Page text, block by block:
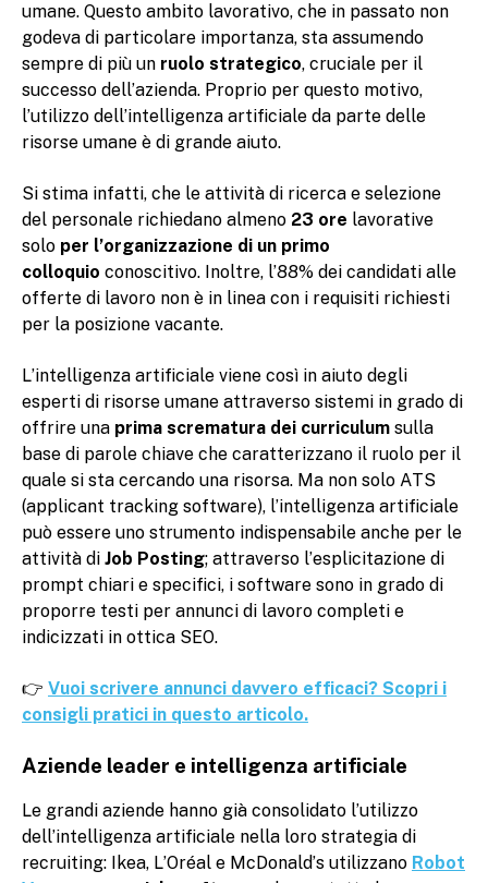
umane. Questo ambito lavorativo, che in passato non
godeva di particolare importanza, sta assumendo
sempre di più un ruolo strategico, cruciale per il
successo dell’azienda. Proprio per questo motivo,
l’utilizzo dell’intelligenza artificiale da parte delle
risorse umane è di grande aiuto.
Si stima infatti, che le attività di ricerca e selezione
del personale richiedano almeno 23 ore lavorative
solo per l’organizzazione di un primo
colloquio conoscitivo. Inoltre, l’88% dei candidati alle
offerte di lavoro non è in linea con i requisiti richiesti
per la posizione vacante.
L’intelligenza artificiale viene così in aiuto degli
esperti di risorse umane attraverso sistemi in grado di
offrire una prima scrematura dei curriculum sulla
base di parole chiave che caratterizzano il ruolo per il
quale si sta cercando una risorsa. Ma non solo ATS
(applicant tracking software), l’intelligenza artificiale
può essere uno strumento indispensabile anche per le
attività di Job Posting; attraverso l’esplicitazione di
prompt chiari e specifici, i software sono in grado di
proporre testi per annunci di lavoro completi e
indicizzati in ottica SEO.
👉 Vuoi scrivere annunci davvero efficaci? Scopri i
consigli pratici in questo articolo.
Aziende leader e intelligenza artificiale
Le grandi aziende hanno già consolidato l’utilizzo
dell’intelligenza artificiale nella loro strategia di
recruiting: Ikea, L’Oréal e McDonald’s utilizzano Robot